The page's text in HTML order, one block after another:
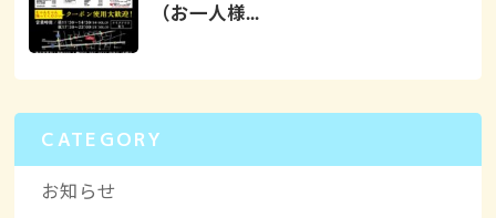
（お一人様...
CATEGORY
お知らせ